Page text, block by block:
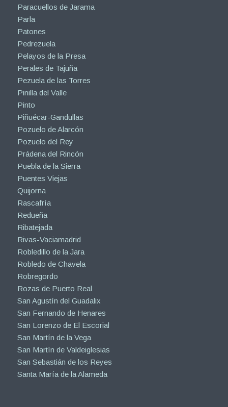
Paracuellos de Jarama
Parla
Patones
Pedrezuela
Pelayos de la Presa
Perales de Tajuña
Pezuela de las Torres
Pinilla del Valle
Pinto
Piñuécar-Gandullas
Pozuelo de Alarcón
Pozuelo del Rey
Prádena del Rincón
Puebla de la Sierra
Puentes Viejas
Quijorna
Rascafría
Redueña
Ribatejada
Rivas-Vaciamadrid
Robledillo de la Jara
Robledo de Chavela
Robregordo
Rozas de Puerto Real
San Agustín del Guadalix
San Fernando de Henares
San Lorenzo de El Escorial
San Martín de la Vega
San Martín de Valdeiglesias
San Sebastián de los Reyes
Santa María de la Alameda